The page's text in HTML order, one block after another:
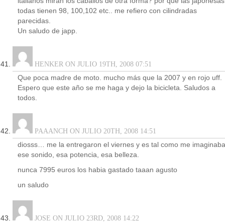
todas tienen 98, 100,102 etc.. me refiero con cilindradas
parecidas.
Un saludo de japp.
HENKER ON JULIO 19TH, 2008 07:51
Que poca madre de moto. mucho más que la 2007 y en rojo uff.
Espero que este año se me haga y dejo la bicicleta. Saludos a
todos.
PAAANCH ON JULIO 20TH, 2008 14:51
diosss… me la entregaron el viernes y es tal como me
ese sonido, esa potencia, esa belleza.
nunca 7995 euros los habia gastado taaan agusto
un saludo
JOSE ON JULIO 23RD, 2008 14:22